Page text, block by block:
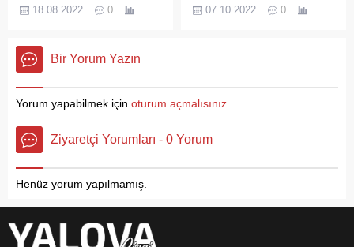
Narin cinayetini ve diğer
olacaklarını belirten CHP
Altınova İlçe...
başladı. TİGEM dere
ile 2 bin kişiye hizmet
verecek kır düğün salonu
tamamlanıyor. Yalova
Belediye Başkan Vekili
Mustafa Tutuk’un
girişimleriyle kazandırılan
faaliyet gösterecek. Peyzaj
ve...
18.08.2022 0
tarafından desteklenen,
Yardımcılığı tarafından
için Yerel İklim Değişikliği
yapıldı. Yalova Belediyesi ev
07.10.2022 0
Bir Yorum Yazın
Yorum yapabilmek için oturum açmalısınız
Ziyaretçi Yorumları - 0 Yorum
Henüz yorum yapılmamış.